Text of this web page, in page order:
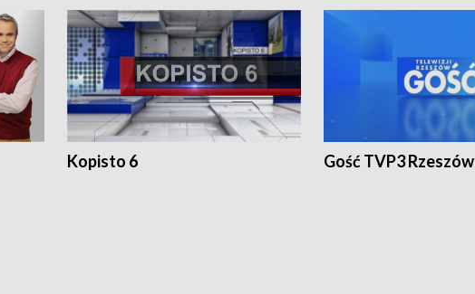
Kopisto 6 Gość TVP3 Rzeszów